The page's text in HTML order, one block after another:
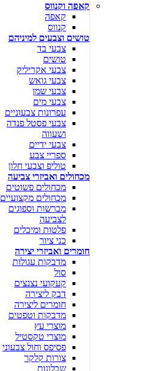
קאפה וקנווס
קאפה
קנווס
טושים וצבעים למיניהם
צבעי בד
טושים
צבעי אקריליק
צבעי גואש
צבעי שמן
צבעי מים
עפרונות צבעוניים
צבעי פסטל פנדה
ושעווה
צבעי ידיים
ספריי צבע
טוליפ וצבעי חלון
מכחולים ואביזרי צביעה
מכחולים פשוטים
מכחולים מקצועיים
מברשות וספוגים
לצביעה
פלטות ומיכלים
כני ציור
חומרים ואביזרי יצירה
מדבקות עגולות
סול
קעקועי נצנצים
דבק ליצירה
חומרים ליצירה
מדבקות וטפטים
מוצרי עץ
מוצרי טקסטיל
פסיפס וחול צבעוני
צורות קלקר
שבלונות